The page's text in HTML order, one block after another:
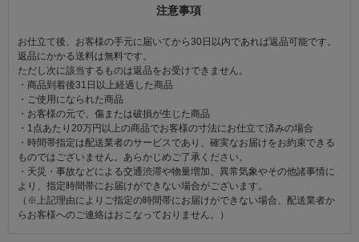
注意事項
お仕立て後、お客様の手元に届いてから30日以内であれば返品可能です。
返品にかかる送料は無料です。
ただし次に該当するものは返品をお受けできません。
・商品到着後31日以上経過した商品
・ご使用になられた商品
・お客様の元で、傷または破損が生じた商品
・1点あたり20万円以上の商品でお客様の寸法にお仕立て済みの場合
・時間帯指定は配送業者のサービスであり、確実なお届けをお約束できる
ものではございません。あらかじめご了承ください。
・天災・事故などによる交通渋滞や物量増加、異常気象やその他諸事情に
より、指定時間帯にお届けができない場合がございます。
（※上記理由によりご指定の時間帯にお届けができない場合、配送業者か
らお客様へのご連絡はおこなっておりません。）